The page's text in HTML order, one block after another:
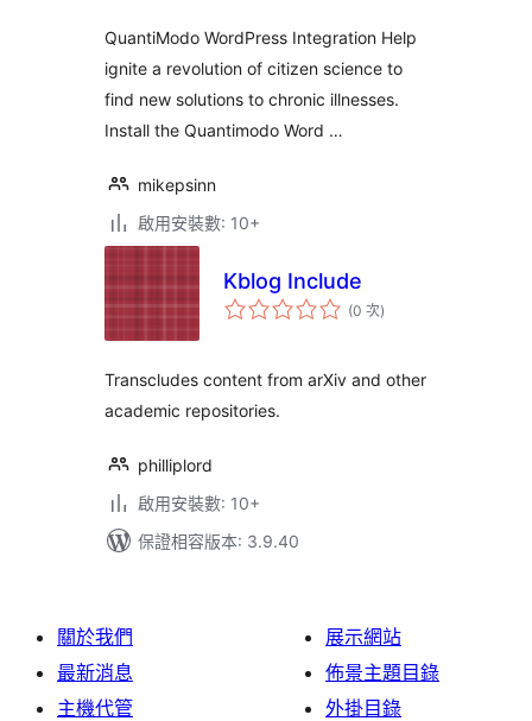
QuantiModo WordPress Integration Help
ignite a revolution of citizen science to
find new solutions to chronic illnesses.
Install the Quantimodo Word …
mikepsinn
啟用安裝數: 10+
Kblog Include
(0 次評
分)
Transcludes content from arXiv and other
academic repositories.
philliplord
啟用安裝數: 10+
保證相容版本: 3.9.40
關於我們
最新消息
主機代管
展示網站
佈景主題目錄
外掛目錄